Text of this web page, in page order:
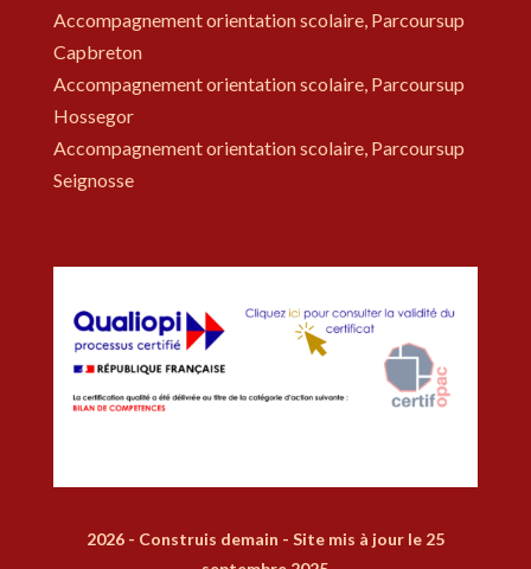
Accompagnement orientation scolaire, Parcoursup
Capbreton
Accompagnement orientation scolaire, Parcoursup
Hossegor
Accompagnement orientation scolaire, Parcoursup
Seignosse
2026 - Construis demain - Site mis à jour le 25